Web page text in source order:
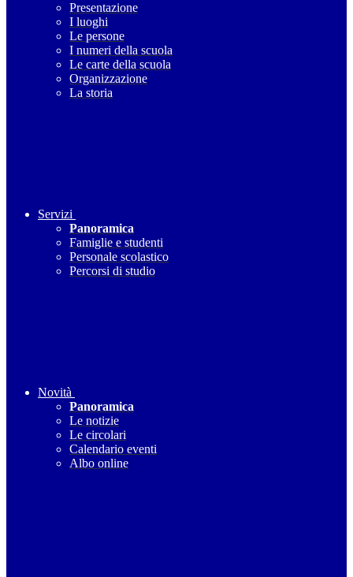
Presentazione
I luoghi
Le persone
I numeri della scuola
Le carte della scuola
Organizzazione
La storia
Servizi
Panoramica
Famiglie e studenti
Personale scolastico
Percorsi di studio
Novità
Panoramica
Le notizie
Le circolari
Calendario eventi
Albo online